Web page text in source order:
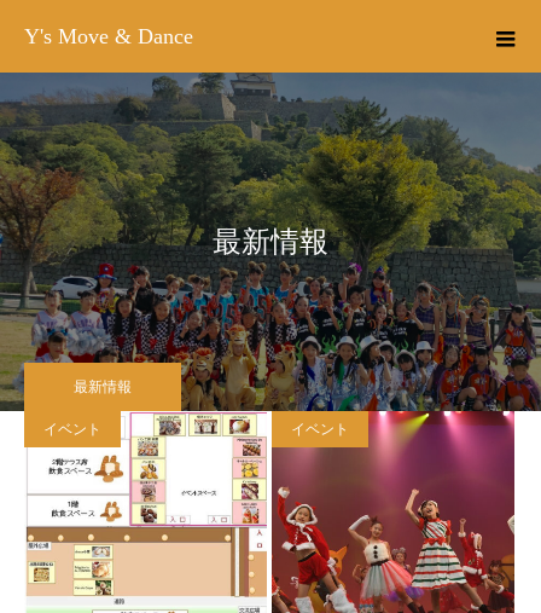
Y's Move & Dance
最新情報
最新情報
イベント イベント